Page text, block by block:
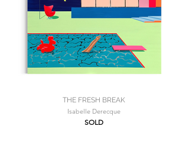
THE FRESH BREAK
Isabelle Derecque
SOLD